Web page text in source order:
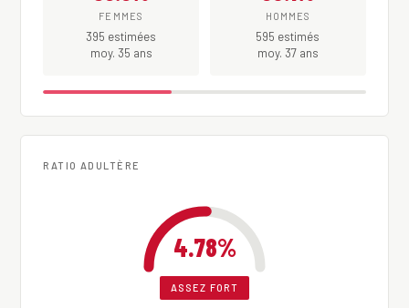
FEMMES
395 estimées
moy. 35 ans
HOMMES
595 estimés
moy. 37 ans
RATIO ADULTÈRE
4.78%
ASSEZ FORT